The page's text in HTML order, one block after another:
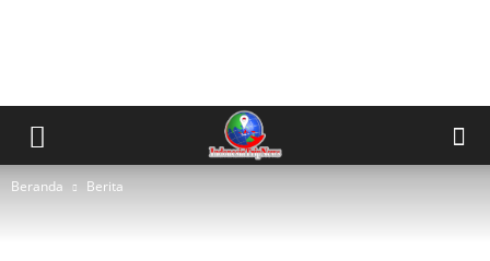
Beranda Berita